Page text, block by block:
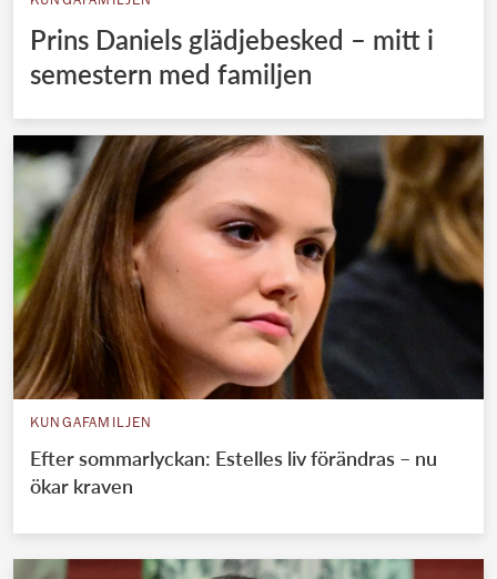
Prins Daniels glädjebesked – mitt i
semestern med familjen
KUNGAFAMILJEN
Efter sommarlyckan: Estelles liv förändras – nu
ökar kraven